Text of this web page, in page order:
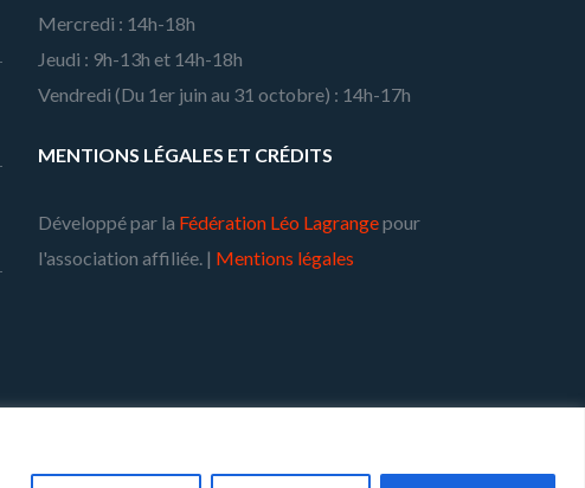
Mercredi : 14h-18h
Jeudi : 9h-13h et 14h-18h
Vendredi (Du 1er juin au 31 octobre) : 14h-17h
MENTIONS LÉGALES ET CRÉDITS
Développé par la Fédération Léo Lagrangepour
l'association affiliée. | Mentions légales
· Propulsé par:WordPress